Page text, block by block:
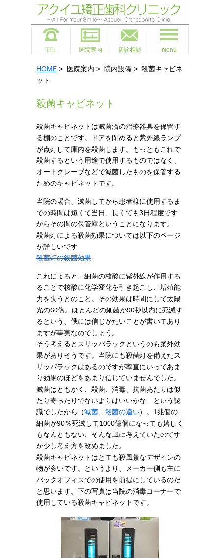
医院案内 初診相談 menu
HOME > 医院案内 > 院内設備 > 殺菌キャビネ
ット
殺菌キャビネット
殺菌キャビネットは滅菌済の治療器具を保管す
る棚のことです。ドアを閉めると紫外線ランプ
が点灯して庫内を殺菌します。もっともこれで
殺菌するという用途で使用するものではなく、
オートクレーブなどで滅菌したものを保管する
ためのキャビネットです。
当院の場合、滅菌してから患者様に使用するま
での時間は短くて当日、長くても3日程度です
からその間の保管庫ということになります。
殺菌灯による殺菌効果については以下のページ
が詳しいです
殺菌灯の殺菌効果
これによると、細菌の核酸に紫外線が作用する
ることで核酸に化学変化を引き起こし、増殖能
力を失うとのこと。その効果は時間にして太陽
光の60倍。ほとんどの細菌が90秒以内に死滅す
るという、俄には信じがたいことが書いてあり
ますが事実なのでしょう。
そう考えるとスリッパラックというのも案外効
果がありそうです。当院にも殺菌灯を備えたス
リッパラックはあるのですが率直にいってあま
り効果のほどをあまり信じていませんでした。
滅菌はともかく、殺菌、消毒、抗菌あたりは似
たり寄ったりでないよりはいいかな、という認
識でしたから（滅菌、殺菌の違い）。1兆個の
細菌が90％死滅して1000億個になっても嬉しく
もなんともない、そんな風に考えていたのです
が少し考え方を改めました。
殺菌キャビネットはとても殺風景なデザインの
物が多いです。というより、メーカー側も主に
バックオフィスでの使用を前提にしているのだ
と思います。下の写真は当院の消毒コーナーで
使用している殺菌キャビネットです。